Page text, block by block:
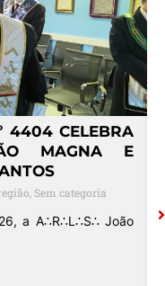
4404 CELEBRA
MAGNA E
, Sem categoria
a A∴R∴L∴S∴ João